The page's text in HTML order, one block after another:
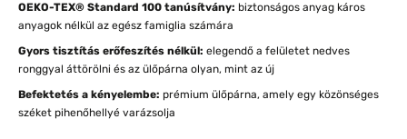
OEKO-TEX® Standard 100 tanúsítvány: biztonságos anyag káros
anyagok nélkül az egész famiglia számára
Gyors tisztítás erőfeszítés nélkül: elegendő a felületet nedves
ronggyal áttörölni és az ülőpárna olyan, mint az új
Befektetés a kényelembe: prémium ülőpárna, amely egy közönséges
széket pihenőhellyé varázsolja